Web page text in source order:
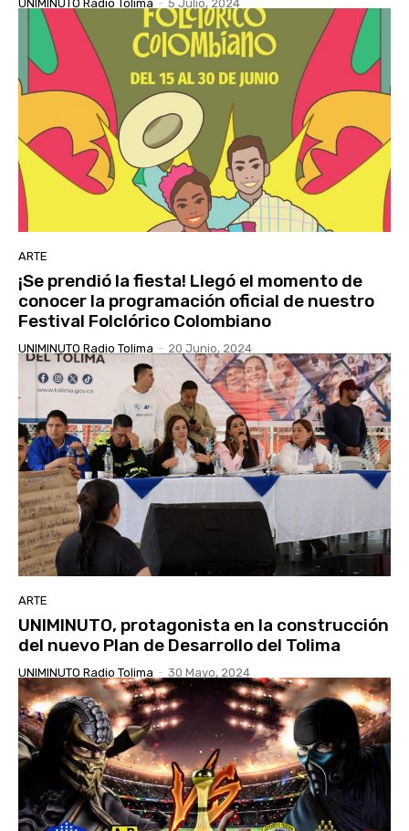
UNIMINUTO Radio Tolima - 5 Julio, 2024
ARTE
¡Se prendió la fiesta! Llegó el momento de
conocer la programación oficial de nuestro
Festival Folclórico Colombiano
UNIMINUTO Radio Tolima - 20 Junio, 2024
ARTE
UNIMINUTO, protagonista en la construcción
del nuevo Plan de Desarrollo del Tolima
UNIMINUTO Radio Tolima - 30 Mayo, 2024